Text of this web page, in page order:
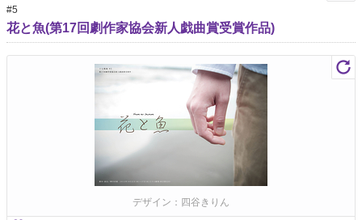
v
i
g
i
g
#5
花と魚(第17回劇作家協会新人戯曲賞受賞作品)
デザイン：四谷きりん